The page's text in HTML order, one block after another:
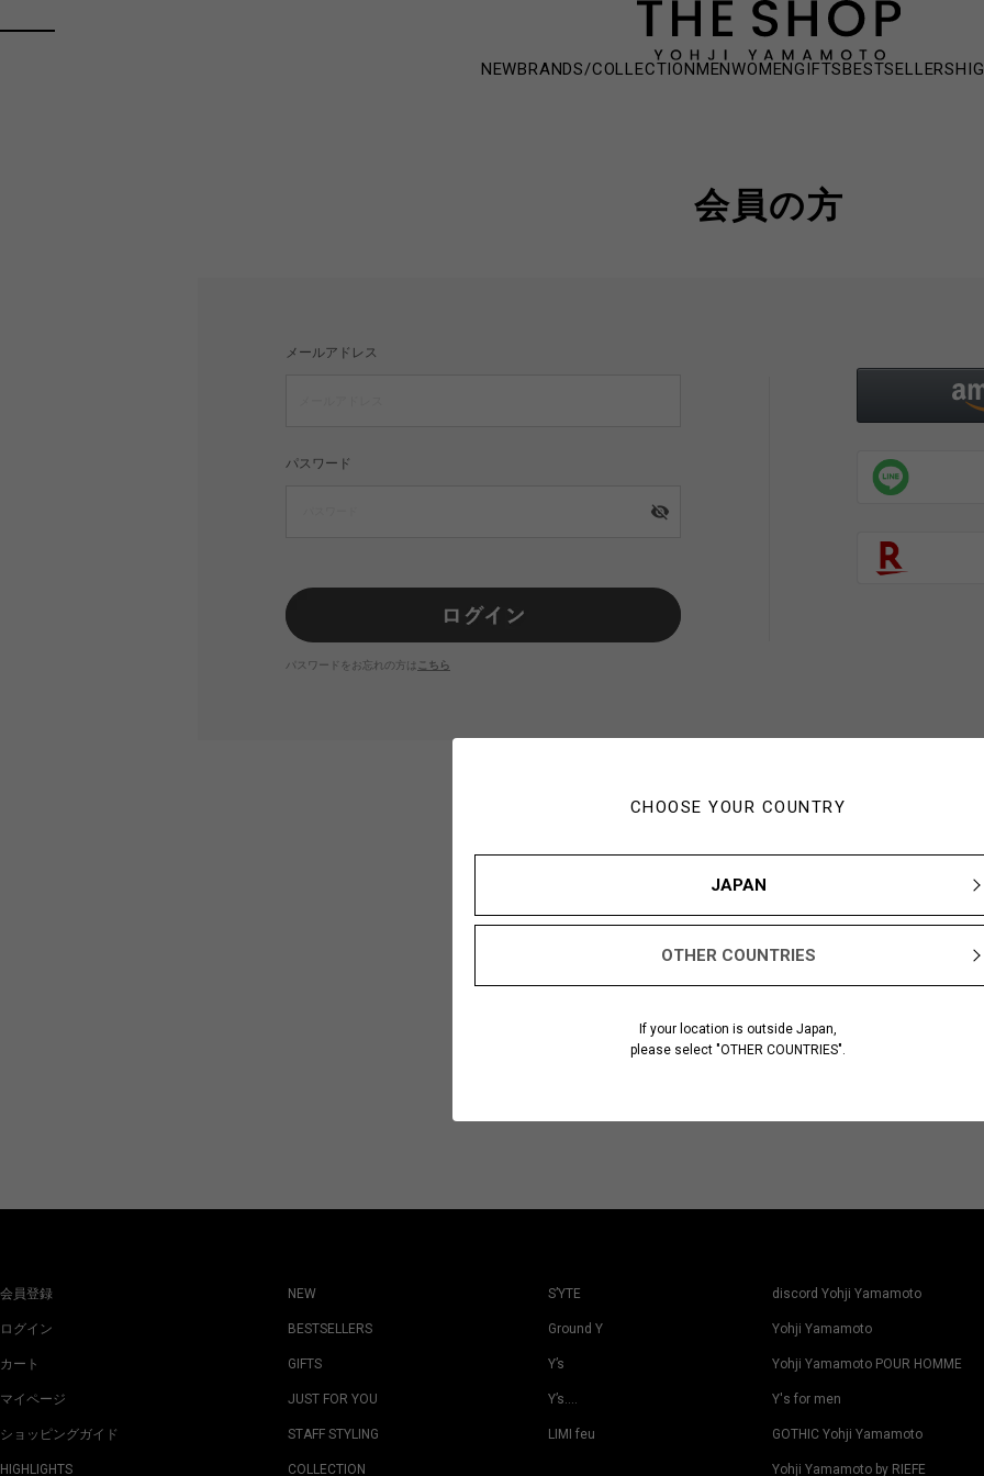
CHOOSE YOUR COUNTRY
JAPAN
OTHER COUNTRIES
If your location is outside Japan,
please select "OTHER COUNTRIES".
NEWBRANDS/COLLECTIONMENWOMENGIFTSBESTSELLERS
会員の方
メールアドレス
パスワード
visibility_off
パスワードをお忘れの方は こちら
初めてご利用の方・会員以
会員登録
ログイン
カート
マイページ
ショッピングガイド
HIGHLIGHTS
NEW
BESTSELLERS
GIFTS
JUST FOR YOU
STAFF STYLING
COLLECTION
S’YTE
Ground Y
Y’s
Y’s….
LIMI feu
discord Yohji Yamamoto
Yohji Yamamoto
Yohji Yamamoto POUR HOMME
Y's for men
GOTHIC Yohji Yamamoto
Yohji Yamamoto by RIEFE